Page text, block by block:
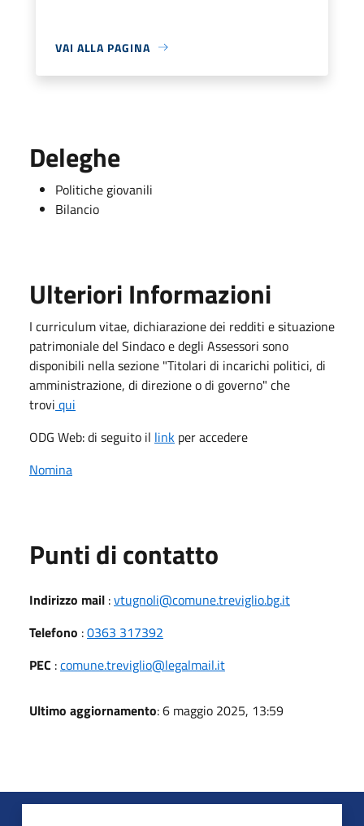
VAI ALLA PAGINA
Deleghe
Politiche giovanili
Bilancio
Ulteriori Informazioni
I curriculum vitae, dichiarazione dei redditi e situazione
patrimoniale del Sindaco e degli Assessori sono
disponibili nella sezione "Titolari di incarichi politici, di
amministrazione, di direzione o di governo" che
trovi qui
ODG Web: di seguito il link per accedere
Nomina
Punti di contatto
Indirizzo mail :vtugnoli@comune.treviglio.bg.it
Telefono :0363 317392
PEC :comune.treviglio@legalmail.it
Ultimo aggiornamento: 6 maggio 2025, 13:59